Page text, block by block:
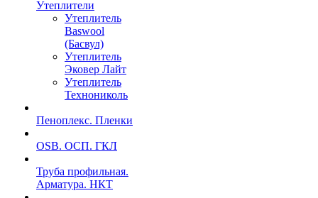
Утеплители
Утеплитель
Baswool
(Басвул)
Утеплитель
Эковер Лайт
Утеплитель
Технониколь
Пеноплекс. Пленки
OSB. ОСП. ГКЛ
Труба профильная.
Арматура. НКТ